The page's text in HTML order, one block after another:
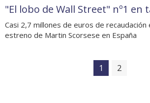
"El lobo de Wall Street" nº1 en
Casi 2,7 millones de euros de recaudación
estreno de Martin Scorsese en España
1 2